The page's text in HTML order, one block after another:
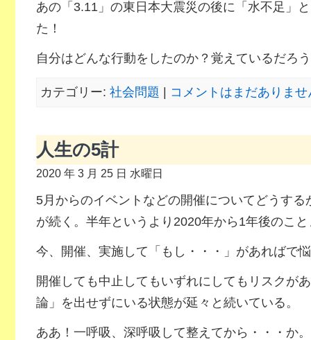
あの「3.11」の東日本大震災の後に「水不足」
た！
自分はどんな行動をしたのか？覚えているだろ
カテゴリー: 社会問題 コメントはまだありませ
人生の5計
2020 年 3 月 25 日 水曜日
5月からのイベントなどの開催についてどうす
が続く。半年というより2020年から1年後のこ
今、開催、実施して「もし・・・」があればで
開催しても中止してもいずれにしてもリスクが
論」を出せずにいる状態が延々と続いている。
ああ！一呼吸、深呼吸して整えてから・・・か。